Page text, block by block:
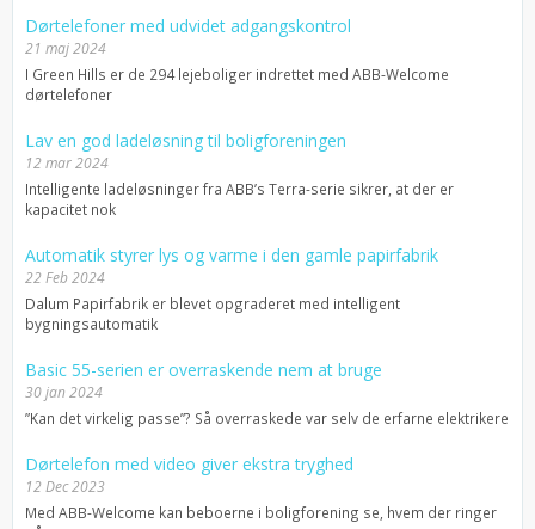
Dørtelefoner med udvidet adgangskontrol
21 maj 2024
I Green Hills er de 294 lejeboliger indrettet med ABB-Welcome
dørtelefoner
Lav en god ladeløsning til boligforeningen
12 mar 2024
Intelligente ladeløsninger fra ABB’s Terra-serie sikrer, at der er
kapacitet nok
Automatik styrer lys og varme i den gamle papirfabrik
22 Feb 2024
Dalum Papirfabrik er blevet opgraderet med intelligent
bygningsautomatik
Basic 55-serien er overraskende nem at bruge
30 jan 2024
”Kan det virkelig passe”? Så overraskede var selv de erfarne elektrikere
Dørtelefon med video giver ekstra tryghed
12 Dec 2023
Med ABB-Welcome kan beboerne i boligforening se, hvem der ringer